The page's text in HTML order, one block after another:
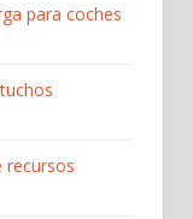
para coches
recursos